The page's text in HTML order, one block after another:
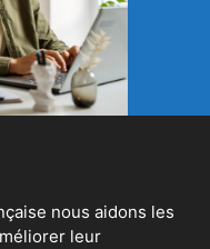
nous aidons les
leur